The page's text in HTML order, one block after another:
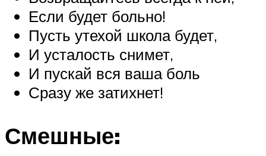
Если будет больно!
Пусть утехой школа будет,
И усталость снимет,
И пускай вся ваша боль
Сразу же затихнет!
Смешные: